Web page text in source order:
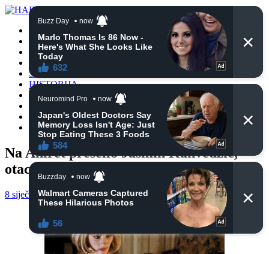
VIJESTI
BIH
TURSKA
SVIJET
HISTORIJA
RELIGIJA
CRNA HRONIKA
OBAVIJESTI
Na Ahiret preselio Jasmin Kahvedžić,
otac četvero maloljetne djece
8 siječnja, 2025 haberhana POČETNA